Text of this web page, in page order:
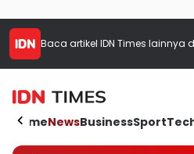
Baca artikel IDN Times lainnya
HomeNewsBusinessSport